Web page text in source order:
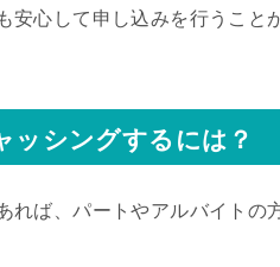
心して申し込みを行うこと
ッシングするには？
ば、パートやアルバイトの